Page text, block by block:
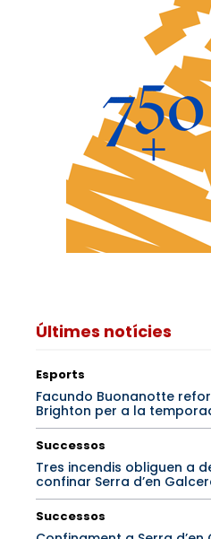
Últimes notícies
Esports
Facundo Buonanotte
Brighton per a la
Successos
Tres incendis obliguen a
confinar Serra d’en
Successos